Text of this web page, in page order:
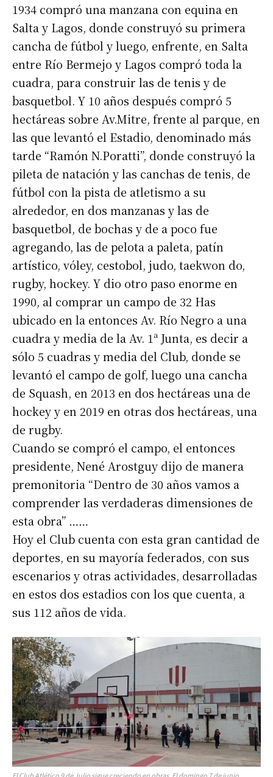
Suscribirme gratis
Dirección de correo electrónico *
Nombre
Apellidos
Número de teléfono
1934 compró una manzana con equina en
Salta y Lagos, donde construyó su primera
cancha de fútbol y luego, enfrente, en Salta
entre Río Bermejo y Lagos compró toda la
cuadra, para construir las de tenis y de
basquetbol. Y 10 años después compró 5
hectáreas sobre Av.Mitre, frente al parque, en
las que levantó el Estadio, denominado más
tarde “Ramón N.Poratti”, donde construyó la
pileta de natación y las canchas de tenis, de
fútbol con la pista de atletismo a su
alrededor, en dos manzanas y las de
basquetbol, de bochas y de a poco fue
agregando, las de pelota a paleta, patín
artístico, vóley, cestobol, judo, taekwon do,
rugby, hockey. Y dio otro paso enorme en
1990, al comprar un campo de 32 Has
ubicado en la entonces Av. Río Negro a una
cuadra y media de la Av. 1ª Junta, es decir a
sólo 5 cuadras y media del Club, donde se
levantó el campo de golf, luego una cancha
de Squash, en 2013 en dos hectáreas una de
hockey y en 2019 en otras dos hectáreas, una
de rugby.
Cuando se compró el campo, el entonces
presidente, Nené Arostguy dijo de manera
premonitoria “Dentro de 30 años vamos a
comprender las verdaderas dimensiones de
esta obra” ……
Hoy el Club cuenta con esta gran cantidad de
deportes, en su mayoría federados, con sus
escenarios y otras actividades, desarrolladas
en estos dos estadios con los que cuenta, a
sus 112 años de vida.